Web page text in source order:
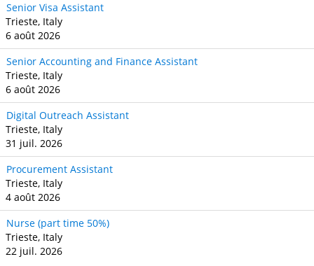
Senior Visa Assistant
Trieste, Italy
6 août 2026
Senior Accounting and Finance Assistant
Trieste, Italy
6 août 2026
Digital Outreach Assistant
Trieste, Italy
31 juil. 2026
Procurement Assistant
Trieste, Italy
4 août 2026
Nurse (part time 50%)
Trieste, Italy
22 juil. 2026